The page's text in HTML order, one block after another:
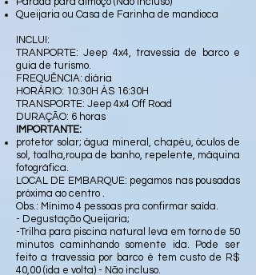
Queijaria ou Casa de Farinha de mandioca
INCLUI:
TRANPORTE: Jeep 4x4, travessia de barco e
guia de turismo.
FREQUÊNCIA: diária
HORÁRIO: 10:30H ÀS 16:30H
TRANSPORTE: Jeep 4x4 Off Road
DURAÇÃO: 6 horas
IMPORTANTE:
protetor solar; água mineral, chapéu, óculos de
sol, toalha,roupa de banho, repelente, máquina
fotográfica.
LOCAL DE EMBARQUE: pegamos nas pousadas
próxima ao centro .
Obs.: Mínimo 4 pessoas pra confirmar saída.
- Degustação Queijaria;
-Trilha para piscina natural leva em torno de 50
minutos caminhando somente ida. Pode ser
feito a travessia por barco é tem custo de R$
40,00 (ida e volta) - Não incluso.